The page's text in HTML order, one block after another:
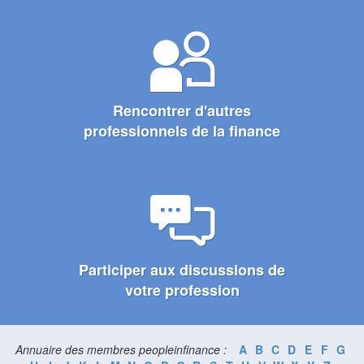
Rencontrer d'autres
professionnels de la finance
Participer aux discussions de
votre profession
Annuaire des membres peopleinfinance : A B C D E F G